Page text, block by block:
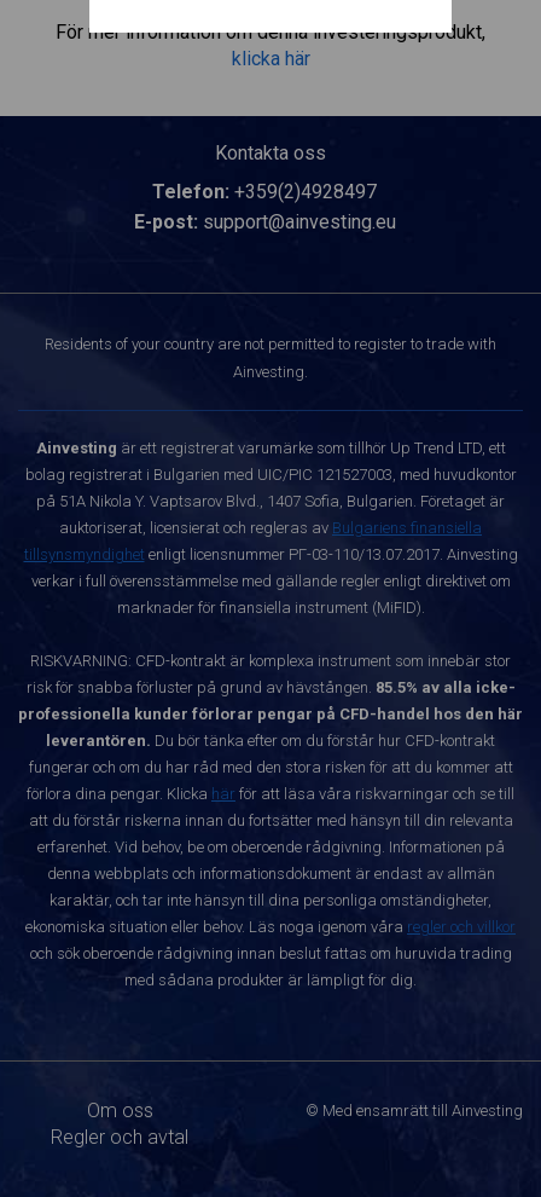
För mer information om denna investeringsprodukt,
klicka här
Kontakta oss
Telefon: +359(2)4928497
E-post: support@ainvesting.eu
Residents of your country are not permitted to register to trade with
Ainvesting.
Ainvesting är ett registrerat varumärke som tillhör Up Trend LTD, ett
bolag registrerat i Bulgarien med UIC/PIC 121527003, med huvudkontor
på 51A Nikola Y. Vaptsarov Blvd., 1407 Sofia, Bulgarien. Företaget är
auktoriserat, licensierat och regleras av Bulgariens finansiella
tillsynsmyndighetenligt licensnummer РГ-03-110/13.07.2017. Ainvesting
verkar i full överensstämmelse med gällande regler enligt direktivet om
marknader för finansiella instrument (MiFID).
RISKVARNING: CFD-kontrakt är komplexa instrument som innebär stor
risk för snabba förluster på grund av hävstången. 85.5% av alla icke-
professionella kunder förlorar pengar på CFD-handel hos den här
leverantören. Du bör tänka efter om du förstår hur CFD-kontrakt
fungerar och om du har råd med den stora risken för att du kommer att
förlora dina pengar. Klicka här för att läsa våra riskvarningar och se till
att du förstår riskerna innan du fortsätter med hänsyn till din relevanta
erfarenhet. Vid behov, be om oberoende rådgivning. Informationen på
denna webbplats och informationsdokument är endast av allmän
karaktär, och tar inte hänsyn till dina personliga omständigheter,
ekonomiska situation eller behov. Läs noga igenom våra regler och villkor
och sök oberoende rådgivning innan beslut fattas om huruvida trading
med sådana produkter är lämpligt för dig.
Om oss
Regler och avtal
© Med ensamrätt till Ainvesting